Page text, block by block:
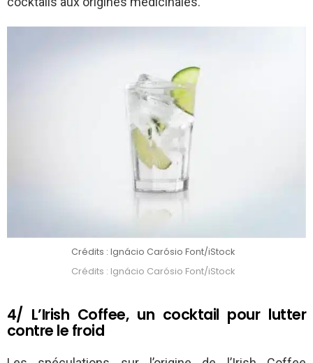
Crédits : Ignácio Carósio Font/iStock
Crédits : Ignácio Carósio Font/iStock
4/ L’Irish Coffee, un cocktail pour lutter
contre le froid